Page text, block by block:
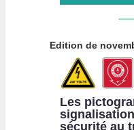
Edition de
Les
sécurité au